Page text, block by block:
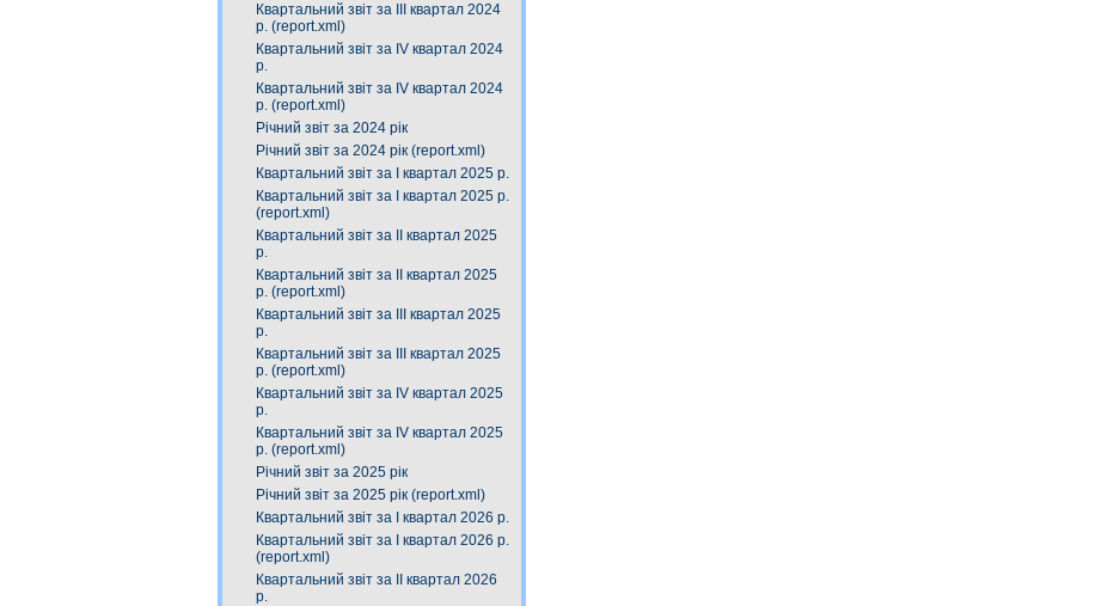
Квартальний звіт за ІIІ квартал 2024
р. (report.xml)
Квартальний звіт за IV квартал 2024
р.
Квартальний звіт за ІV квартал 2024
р. (report.xml)
Річний звіт за 2024 рік
Річний звіт за 2024 рік (report.xml)
Квартальний звіт за І квартал 2025 р.
Квартальний звіт за І квартал 2025 р.
(report.xml)
Квартальний звіт за ІІ квартал 2025
р.
Квартальний звіт за ІІ квартал 2025
р. (report.xml)
Квартальний звіт за ІIІ квартал 2025
р.
Квартальний звіт за ІІІ квартал 2025
р. (report.xml)
Квартальний звіт за ІV квартал 2025
р.
Квартальний звіт за ІV квартал 2025
р. (report.xml)
Річний звіт за 2025 рік
Річний звіт за 2025 рік (report.xml)
Квартальний звіт за І квартал 2026 р.
Квартальний звіт за І квартал 2026 р.
(report.xml)
Квартальний звіт за ІІ квартал 2026
р.